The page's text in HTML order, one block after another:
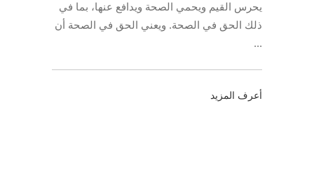
يحرس القيم ويحمي الصحة ويدافع عنها، بما في
ذلك الحق في الصحة. ويعني الحق في الصحة أن
أعرف المزيد